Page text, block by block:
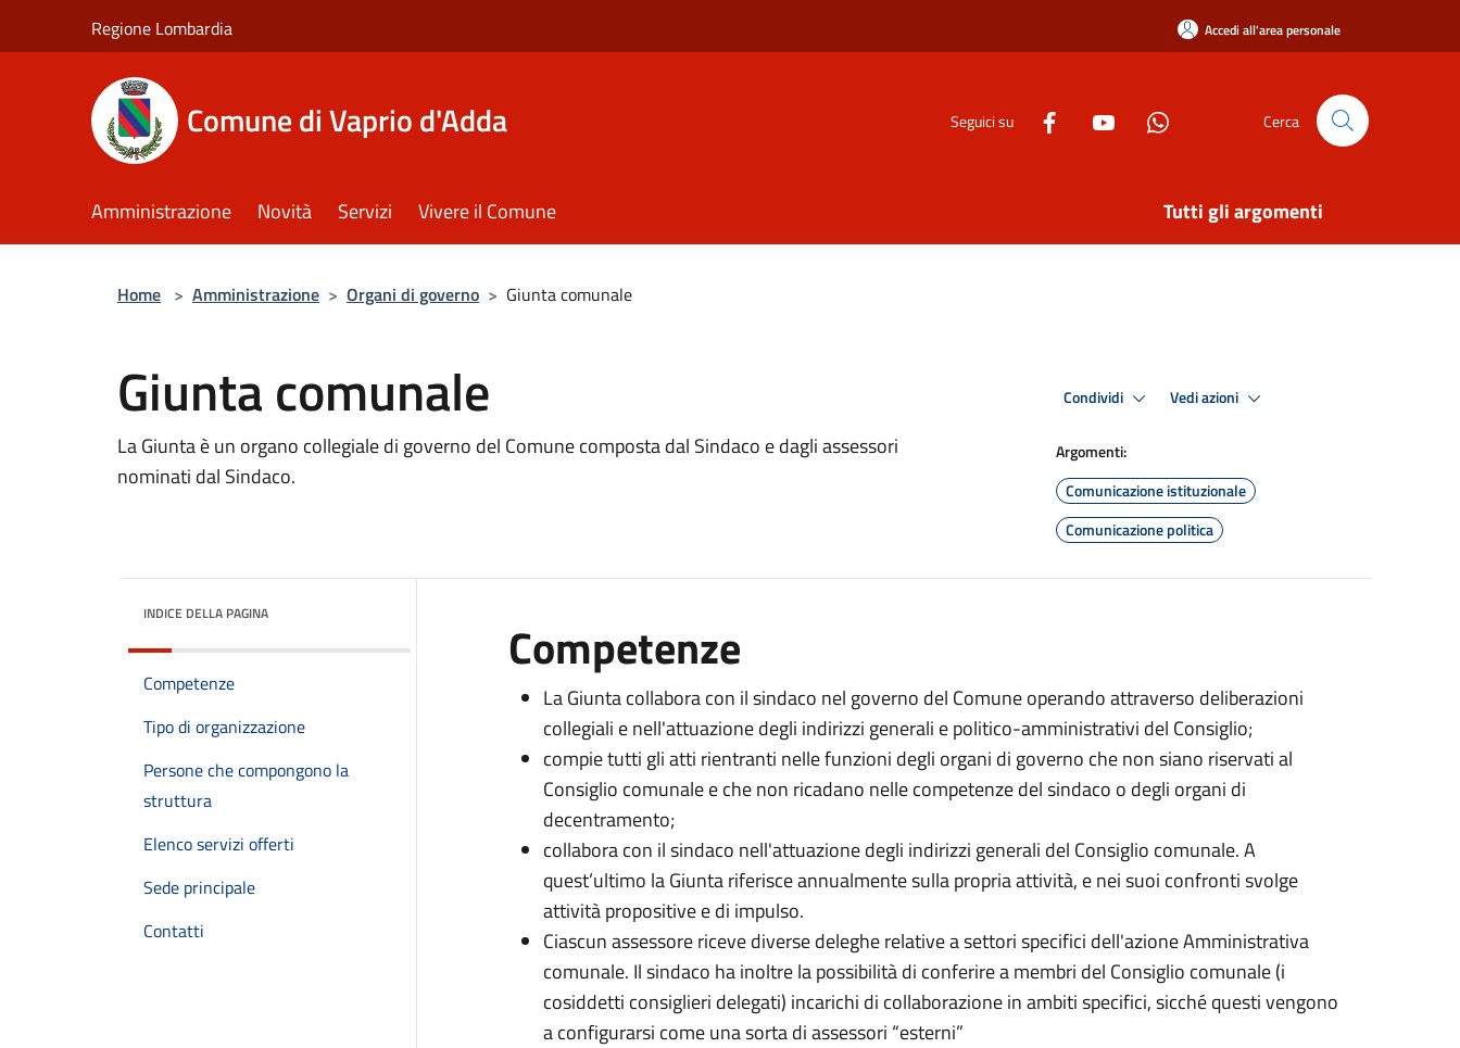
Regione Lombardia Accedi all'area personale
Comune di Vaprio d'Adda Seguici su Cerca
Amministrazione Novità Servizi Vivere il Comune Tutti gli argomenti
Home > Amministrazione > Organi di governo > Giunta comunale
Giunta comunale
La Giunta è un organo collegiale di governo del Comune composta dal Sindaco e dagli assessori
nominati dal Sindaco.
Condividi Vedi azioni
Argomenti:
Comunicazione istituzionale
Comunicazione politica
INDICE DELLA PAGINA
Competenze
Tipo di organizzazione
Persone che compongono la
struttura
Elenco servizi offerti
Sede principale
Contatti
Competenze
La Giunta collabora con il sindaco nel governo del Comune operando attraverso deliberazioni
collegiali e nell'attuazione degli indirizzi generali e politico-amministrativi del Consiglio;
compie tutti gli atti rientranti nelle funzioni degli organi di governo che non siano riservati al
Consiglio comunale e che non ricadano nelle competenze del sindaco o degli organi di
decentramento;
collabora con il sindaco nell'attuazione degli indirizzi generali del Consiglio comunale. A
quest’ultimo la Giunta riferisce annualmente sulla propria attività, e nei suoi confronti svolge
attività propositive e di impulso.
Ciascun assessore riceve diverse deleghe relative a settori specifici dell'azione Amministrativa
comunale. Il sindaco ha inoltre la possibilità di conferire a membri del Consiglio comunale (i
cosiddetti consiglieri delegati) incarichi di collaborazione in ambiti specifici, sicché questi vengono
a configurarsi come una sorta di assessori “esterni”